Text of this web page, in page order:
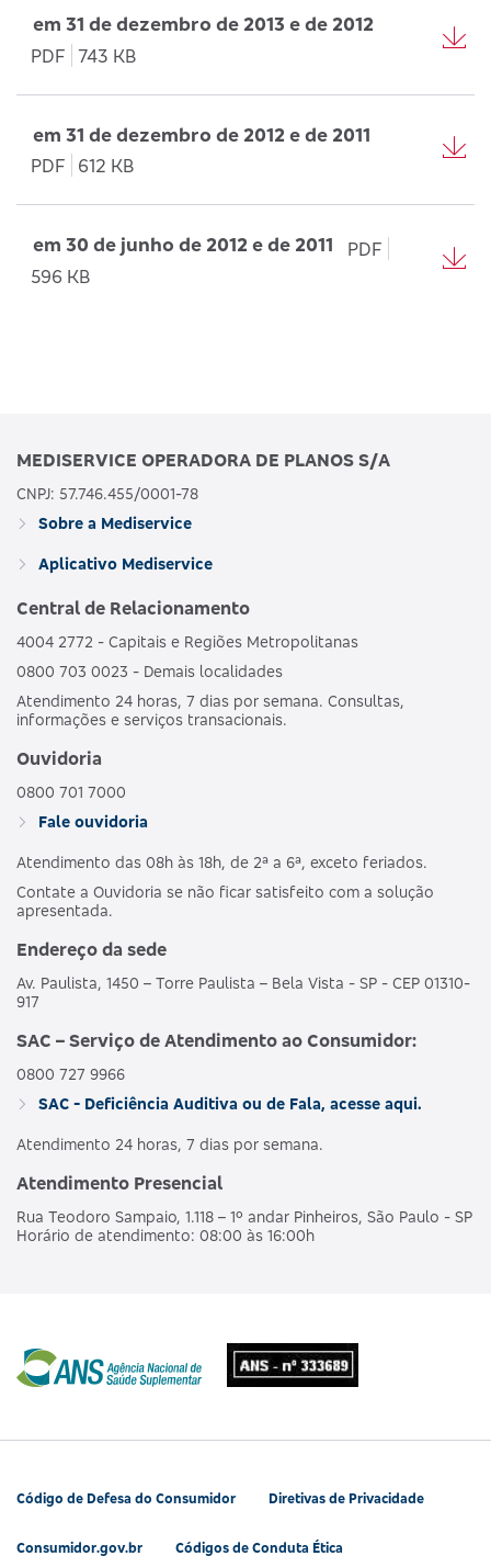
em 31 de dezembro de 2013 e de 2012
PDF 743 KB
em 31 de dezembro de 2012 e de 2011
PDF
612 KB
em 30 de junho de 2012 e de 2011
PDF
596 KB
MEDISERVICE OPERADORA DE PLANOS S/A
CNPJ: 57.746.455/0001-78
Sobre a Mediservice
Aplicativo Mediservice
Central de Relacionamento
4004 2772 - Capitais e Regiões Metropolitanas
0800 703 0023 - Demais localidades
Atendimento 24 horas, 7 dias por semana. Consultas,
informações e serviços transacionais.
Ouvidoria
0800 701 7000
Fale ouvidoria
Atendimento das 08h às 18h, de 2ª a 6ª, exceto feriados.
Contate a Ouvidoria se não ficar satisfeito com a solução
apresentada.
Endereço da sede
Av. Paulista, 1450 – Torre Paulista – Bela Vista - SP - CEP 01310-
917
SAC – Serviço de Atendimento ao Consumidor:
0800 727 9966
SAC - Deficiência Auditiva ou de Fala, acesse aqui.
Atendimento 24 horas, 7 dias por semana.
Atendimento Presencial
Rua Teodoro Sampaio, 1.118 – 1º andar Pinheiros, São Paulo - SP
Horário de atendimento: 08:00 às 16:00h
Código de Defesa do Consumidor Diretivas de Privacidade
Consumidor.gov.br Códigos de Conduta Ética